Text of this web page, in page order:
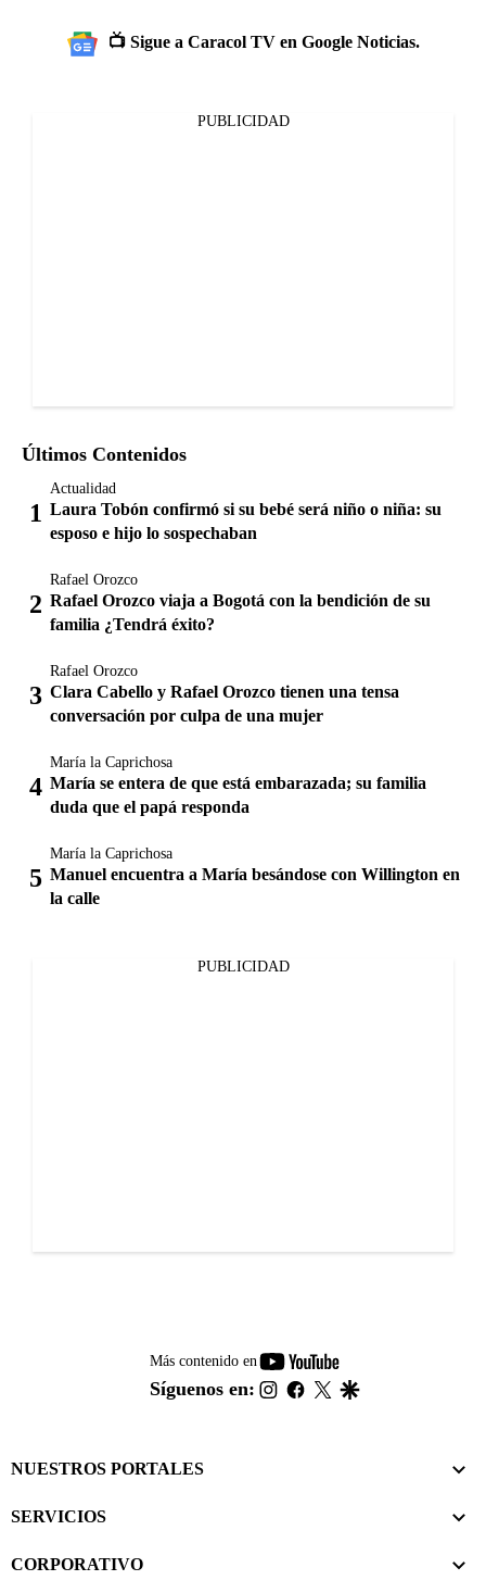
📺 Sigue a Caracol TV en Google Noticias.
PUBLICIDAD
Últimos Contenidos
Actualidad
Laura Tobón confirmó si su bebé será niño o niña: su
esposo e hijo lo sospechaban
Rafael Orozco
Rafael Orozco viaja a Bogotá con la bendición de su
familia ¿Tendrá éxito?
Rafael Orozco
Clara Cabello y Rafael Orozco tienen una tensa
conversación por culpa de una mujer
María la Caprichosa
María se entera de que está embarazada; su familia
duda que el papá responda
María la Caprichosa
Manuel encuentra a María besándose con Willington en
la calle
PUBLICIDAD
Más contenido en
youtube-
footer
Síguenos en: instagram
facebook
twitter
NUESTROS PORTALES
SERVICIOS
CORPORATIVO